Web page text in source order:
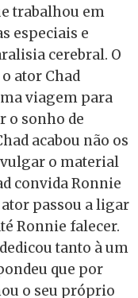
trabalhou em
especiais e
cerebral. O
ator Chad
viagem para
o sonho de
acabou não os
o material
convida Ronnie
passou a ligar
Ronnie falecer.
tanto à um
que por
o seu próprio